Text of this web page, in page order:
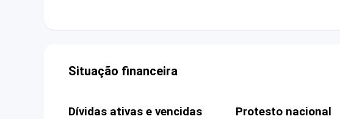
Situação financeira
Dívidas ativas e vencidas Protesto nacional